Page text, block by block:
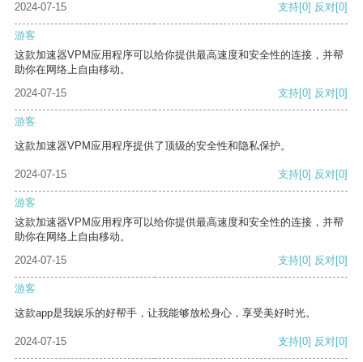
2024-07-15 支持[0] 反对[0]
游客
这款加速器VPM应用程序可以给你提供最高速度和安全性的连接，并帮
助你在网络上自由移动。
2024-07-15
支持[0] 反对[0]
游客
这款加速器VPM应用程序提供了顶级的安全性和隐私保护。
2024-07-15 支持[0] 反对[0]
游客
这款加速器VPM应用程序可以给你提供最高速度和安全性的连接，并帮
助你在网络上自由移动。
2024-07-15
支持[0] 反对[0]
游客
这款app是我娱乐的好帮手，让我能够放松身心，享受美好时光。
2024-07-15 支持[0] 反对[0]